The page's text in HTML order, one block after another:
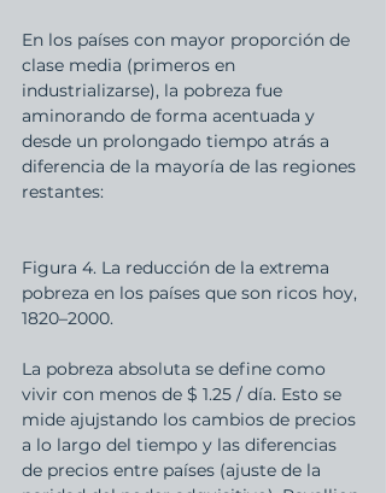
En los países con mayor proporción de
clase media (primeros en
industrializarse), la pobreza fue
aminorando de forma acentuada y
desde un prolongado tiempo atrás a
diferencia de la mayoría de las regiones
restantes:
Figura 4. La reducción de la extrema
pobreza en los países que son ricos hoy,
1820–2000.
La pobreza absoluta se define como
vivir con menos de $ 1.25 / día. Esto se
mide ajujstando los cambios de precios
a lo largo del tiempo y las diferencias
de precios entre países (ajuste de la